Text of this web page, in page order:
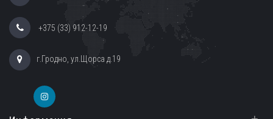
+375 (33) 912-12-19
г.Гродно, ул.Щорса д.19